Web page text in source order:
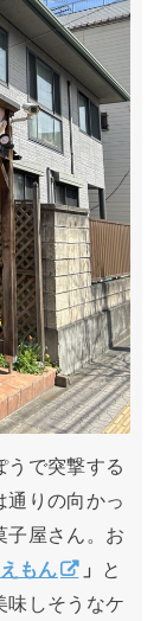
うで突撃する
通りの向かっ
子屋さん。お
もん 」
と
味しそうなケ